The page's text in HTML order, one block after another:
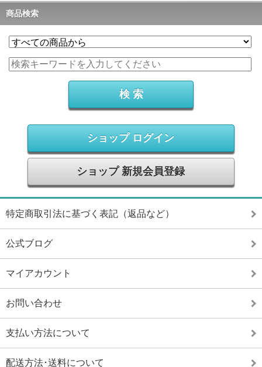
商品検索
ショップ ログイン
ショップ 新規会員登録
特定商取引法に基づく表記（返品など）
公式ブログ
マイアカウント
お問い合わせ
支払い方法について
配送方法･送料について